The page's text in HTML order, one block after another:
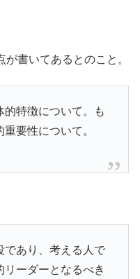
書いてあるとのこと。
的特徴について。も
要性について。
であり、考える人で
ーダーとなるべき